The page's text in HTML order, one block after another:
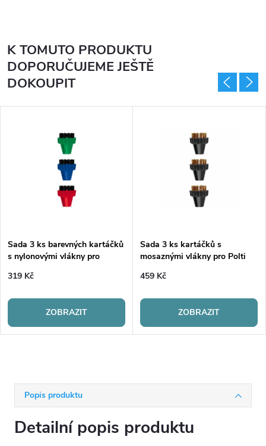
Popis produktu
Detailní popis produktu
K TOMUTO PRODUKTU
DOPORUČUJEME JEŠTĚ
DOKOUPIT
Sada 3 ks barevných kartáčků
s nylonovými vlákny pro
UNICO
319 Kč
ZOBRAZIT
Sada 3 ks kartáčků s
mosaznými vlákny pro Polti
UNICO
459 Kč
ZOBRAZIT